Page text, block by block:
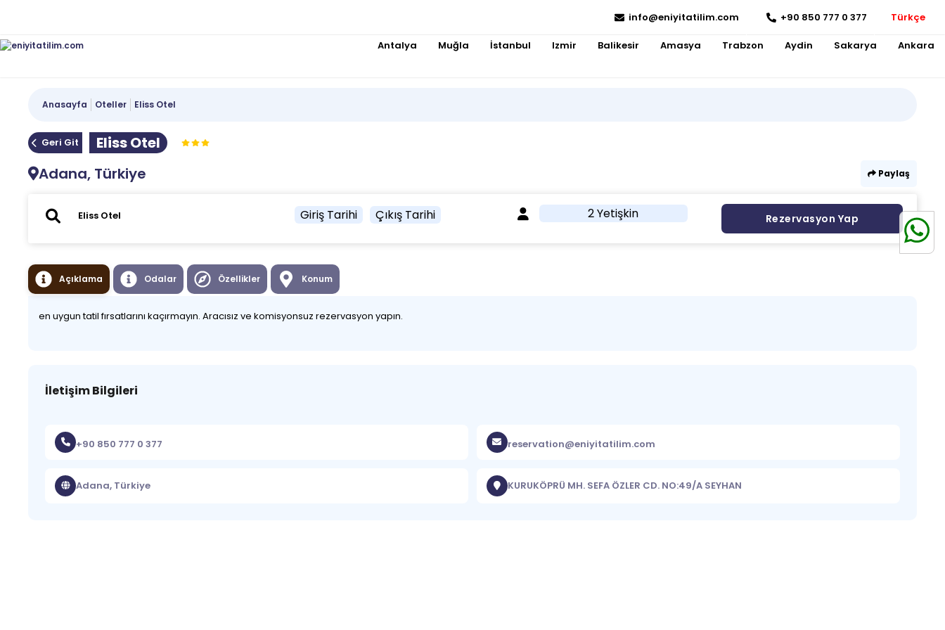
info@eniyitatilim.com +90 850 777 0 377 Türkçe
Antalya Muğla İstanbul Izmir Balikesir Amasya Trabzon Aydin Sakarya Ankara
Anasayfa Oteller Eliss Otel
Geri Git
Eliss Otel
Adana, Türkiye
Paylaş
Giriş Tarihi Çıkış Tarihi 2 Yetişkin Rezervasyon Yap
Açıklama Odalar Özellikler Konum
en uygun tatil fırsatlarını kaçırmayın. Aracısız ve komisyonsuz rezervasyon yapın.
İletişim Bilgileri
+90 850 777 0 377 reservation@eniyitatilim.com
Adana, Türkiye KURUKÖPRÜ MH. SEFA ÖZLER CD. NO:49/A SEYHAN